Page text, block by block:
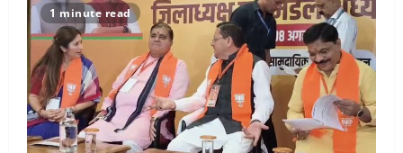
1 minute read